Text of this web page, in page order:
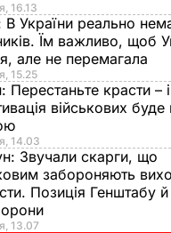
16.13
В України реально
Їм важливо, щоб
але не перемагала
15.25
Перестаньте красти – і
військових буде
14.03
Звучали скарги, що
забороняють
Позиція Генштабу й
13.07